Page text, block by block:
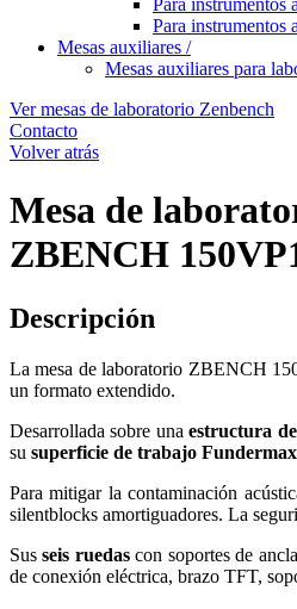
Para instrumentos
Para instrumentos
Mesas auxiliares /
Mesas auxiliares para
Ver mesas de laboratorio Zenbench
Contacto
Volver atrás
Mesa de
ZBENCH
Descripción
La mesa de laboratorio ZBENCH
un formato extendido.
Desarrollada sobre unaestructura
su superficie de trabajo
Para mitigar la contaminación
silentblocks amortiguadores. La
Susseis ruedascon soportes de
de conexión eléctrica, brazo TFT,